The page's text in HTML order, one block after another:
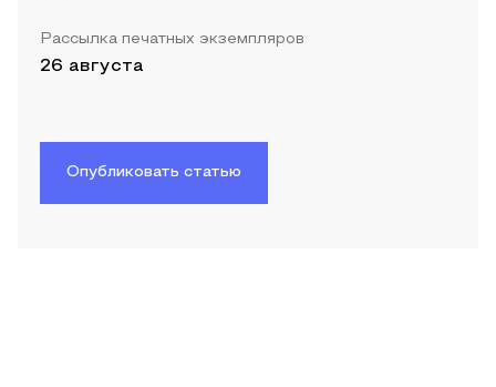
Рассылка печатных экземпляров
26 августа
Опубликовать статью